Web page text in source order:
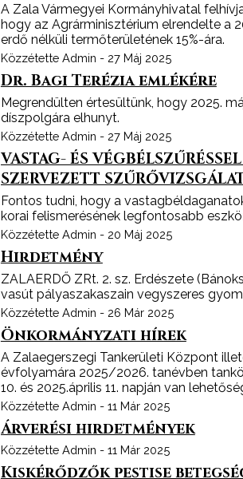
A Zala Vármegyei Kormányhivatal
hogy az Agrárminisztérium elrendelte a
erdő nélküli termőterületének 15%-ára.
Közzétette Admin - 27 Máj 2025
Dr. Bagi Terézia emlékére
Megrendülten értesültünk, hogy 2025.
díszpolgára elhunyt.
Közzétette Admin - 27 Máj 2025
VASTAG- ÉS
SZERVEZETT
Fontos tudni, hogy a
korai felismerésének legfontosabb
Közzétette Admin - 20 Máj 2025
Hirdetmény
ZALAERDŐ ZRt. 2. sz. Erdészete
vasút pályaszakaszain vegyszeres
Közzétette Admin - 26 Már 2025
Önkormányzati hírek
A Zalaegerszegi Tankerületi Központ
évfolyamára 2025/2026. tanévben
10. és 2025.április 11. napján van
Közzétette Admin - 11 Már 2025
Árverési hirdetmények
Közzétette Admin - 11 Már 2025
Kiskérődzők pestise